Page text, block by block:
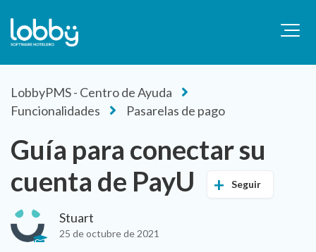
LobbyPMS - Centro de Ayuda
Funcionalidades
Pasarelas de pago
Guía para conectar su
cuenta de PayU
Seguir
Stuart
25 de octubre de 2021